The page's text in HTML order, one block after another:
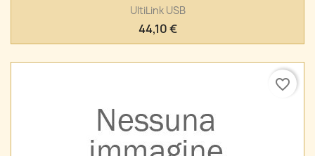
UltiLink USB
44,10 €
favorite_border